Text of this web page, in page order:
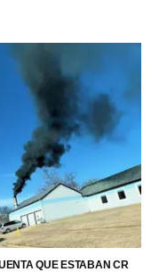
QUE ESTABAN CR